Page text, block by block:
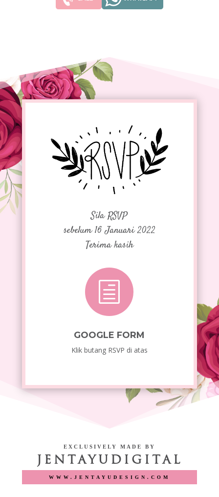
Sila RSVP
sebelum 16 Januari 2022
Terima kasih
h
GOOGLE FORM
Klik butang RSVP di atas
EXCLUSIVELY MADE BY
JENTAYUDIGITAL
WWW.JENTAYUDESIGN.COM